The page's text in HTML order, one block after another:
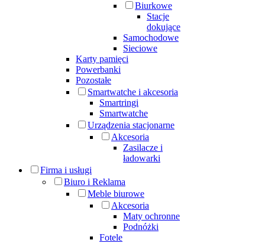
Biurkowe
Stacje
dokujące
Samochodowe
Sieciowe
Karty pamięci
Powerbanki
Pozostałe
Smartwatche i akcesoria
Smartringi
Smartwatche
Urządzenia stacjonarne
Akcesoria
Zasilacze i
ładowarki
Firma i usługi
Biuro i Reklama
Meble biurowe
Akcesoria
Maty ochronne
Podnóżki
Fotele